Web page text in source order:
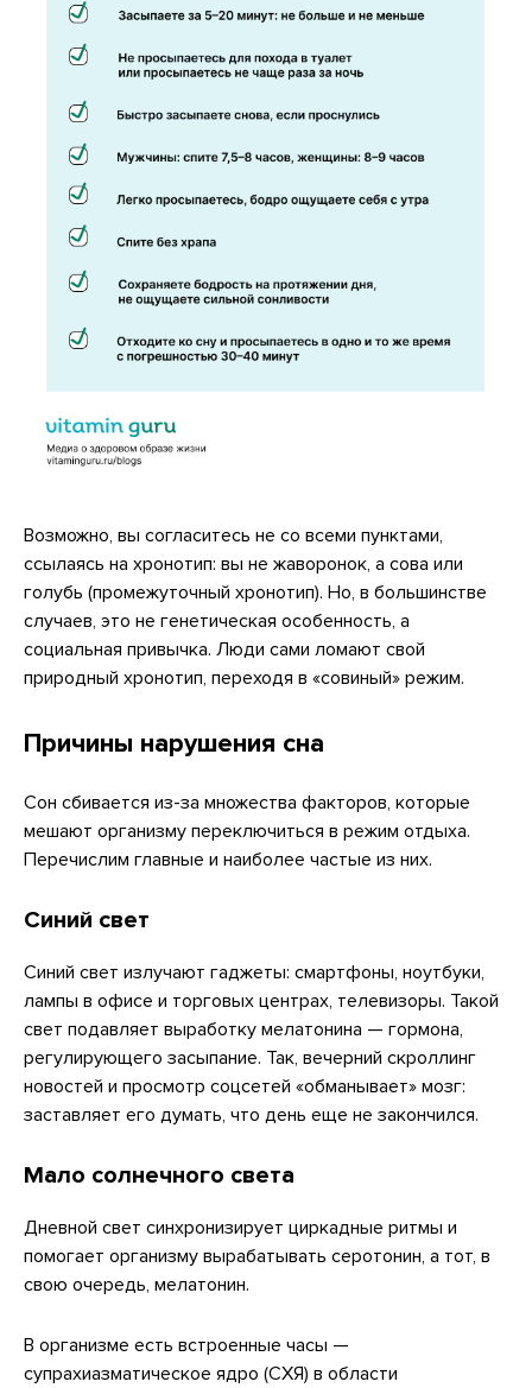
Возможно, вы согласитесь не со всеми пунктами,
ссылаясь на хронотип: вы не жаворонок, а сова или
голубь (промежуточный хронотип). Но, в большинстве
случаев, это не генетическая особенность, а
социальная привычка. Люди сами ломают свой
природный хронотип, переходя в «совиный» режим.
Причины нарушения сна
Сон сбивается из-за множества факторов, которые
мешают организму переключиться в режим отдыха.
Перечислим главные и наиболее частые из них.
Синий свет
Синий свет излучают гаджеты: смартфоны, ноутбуки,
лампы в офисе и торговых центрах, телевизоры. Такой
свет подавляет выработку мелатонина — гормона,
регулирующего засыпание. Так, вечерний скроллинг
новостей и просмотр соцсетей «обманывает» мозг:
заставляет его думать, что день еще не закончился.
Мало солнечного света
Дневной свет синхронизирует циркадные ритмы и
помогает организму вырабатывать серотонин, а тот, в
свою очередь, мелатонин.
В организме есть встроенные часы —
супрахиазматическое ядро (СХЯ) в области